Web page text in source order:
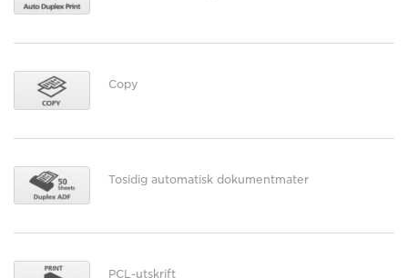
Copy
Tosidig automatisk dokumentmater
PCL-utskrift